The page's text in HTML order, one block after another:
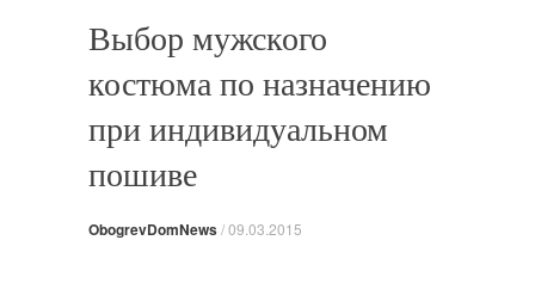
Выбор мужского
костюма по назначению
при индивидуальном
пошиве
ObogrevDomNews/09.03.2015